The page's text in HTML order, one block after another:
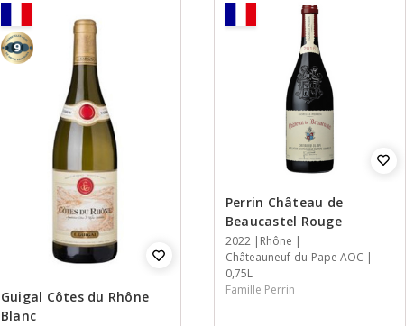
9
Guigal Côtes du Rhône
Blanc
Perrin Château de
Beaucastel Rouge
Jaar
2022
StreekRhône
Streek
Châteauneuf-du-Pape AOC
Inhoud
0,75L
Famille Perrin